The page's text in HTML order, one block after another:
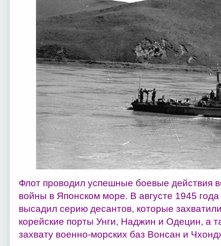
Флот проводил успешные боевые действия
войны в Японском море. В августе 1945
высадил серию десантов, которые
корейские порты Унги, Наджин и Одецин, а
захвату военно-морских баз Вонсан и